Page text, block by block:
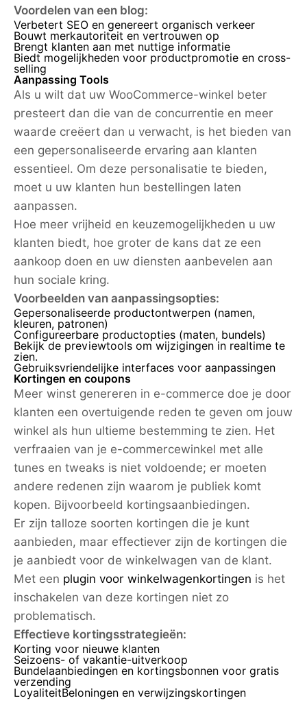
Voordelen van een blog:
Verbetert SEO en genereert organisch verkeer
Bouwt merkautoriteit en vertrouwen op
Brengt klanten aan met nuttige informatie
Biedt mogelijkheden voor productpromotie en cross-
selling
Aanpassing Tools
Als u wilt dat uw WooCommerce-winkel beter
presteert dan die van de concurrentie en meer
waarde creëert dan u verwacht, is het bieden van
een gepersonaliseerde ervaring aan klanten
essentieel. Om deze personalisatie te bieden,
moet u uw klanten hun bestellingen laten
aanpassen.
Hoe meer vrijheid en keuzemogelijkheden u uw
klanten biedt, hoe groter de kans dat ze een
aankoop doen en uw diensten aanbevelen aan
hun sociale kring.
Voorbeelden van aanpassingsopties:
Gepersonaliseerde productontwerpen (namen,
kleuren, patronen)
Configureerbare productopties (maten, bundels)
Bekijk de previewtools om wijzigingen in realtime te
zien.
Gebruiksvriendelijke interfaces voor aanpassingen
Kortingen en coupons
Meer winst genereren in e-commerce doe je door
klanten een overtuigende reden te geven om jouw
winkel als hun ultieme bestemming te zien. Het
verfraaien van je e-commercewinkel met alle
tunes en tweaks is niet voldoende; er moeten
andere redenen zijn waarom je publiek komt
kopen. Bijvoorbeeld kortingsaanbiedingen.
Er zijn talloze soorten kortingen die je kunt
aanbieden, maar effectiever zijn de kortingen die
je aanbiedt voor de winkelwagen van de klant.
Met een plugin voor winkelwagenkortingen is het
inschakelen van deze kortingen niet zo
problematisch.
Effectieve kortingsstrategieën:
Korting voor nieuwe klanten
Seizoens- of vakantie-uitverkoop
Bundelaanbiedingen en kortingsbonnen voor gratis
verzending
LoyaliteitBeloningen en verwijzingskortingen